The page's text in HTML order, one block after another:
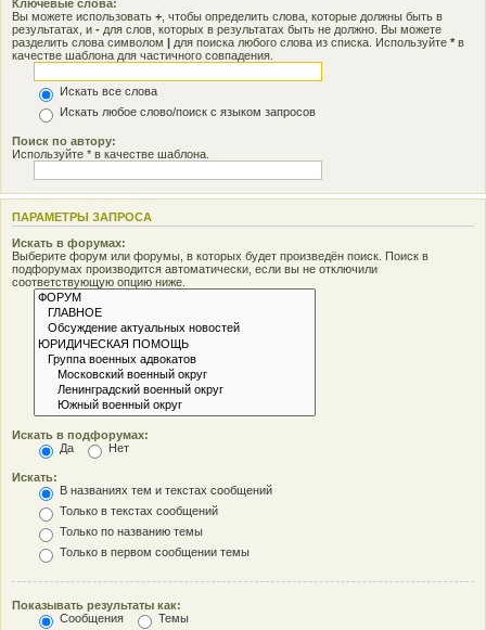
Ключевые слова:
Вы можете использовать + , чтобы определить слова, которые должны быть в
результатах, и - для слов, которых в результатах быть не должно. Вы можете
разделить слова символом | для поиска любого слова из списка. Используйте * в
качестве шаблона для частичного совпадения.
Искать все слова
Искать любое слово/поиск с языком запросов
Поиск по автору:
Используйте * в качестве шаблона.
ПАРАМЕТРЫ ЗАПРОСА
Искать в форумах:
Выберите форум или форумы, в которых будет произведён поиск. Поиск в
подфорумах производится автоматически, если вы не отключили
соответствующую опцию ниже.
Искать в подфорумах:
Да
Нет
Искать:
В названиях тем и текстах сообщений
Только в текстах сообщений
Только по названию темы
Только в первом сообщении темы
Показывать результаты как:
Сообщения
Темы